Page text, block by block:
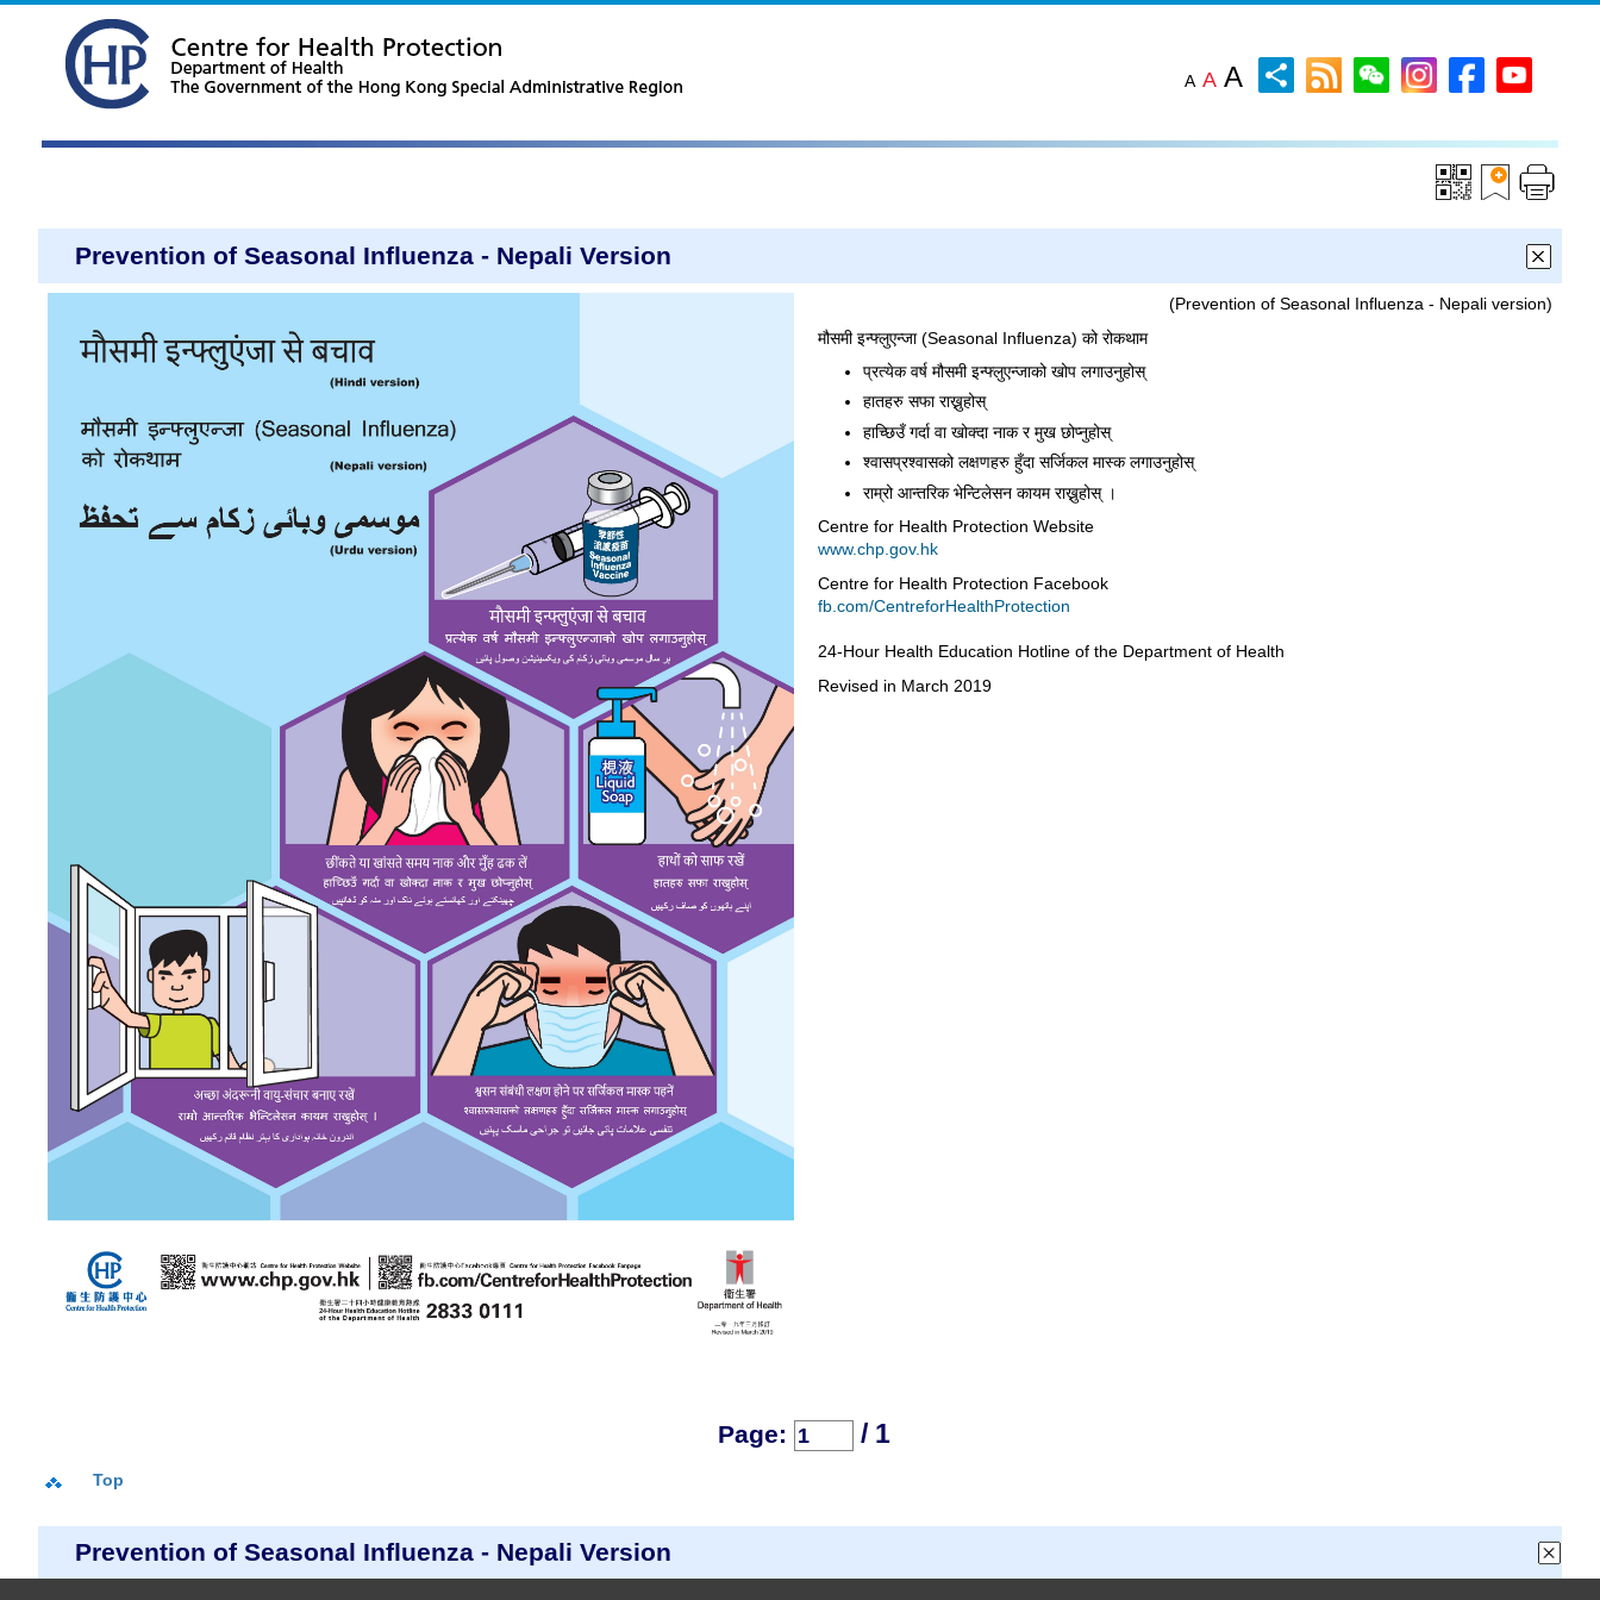
A A A
Prevention of Seasonal Influenza - Nepali Version
(Prevention of Seasonal Influenza - Nepali version)
मौसमी इन्फ्लुएन्जा (Seasonal Influenza) को रोकथाम
प्रत्येक वर्ष मौसमी इन्फ्लुएन्जाको खोप लगाउनुहोस्
हातहरु सफा राख्नुहोस्
हाच्छिउँ गर्दा वा खोक्दा नाक र मुख छोप्नुहोस्
श्वासप्रश्वासको लक्षणहरु हुँदा सर्जिकल मास्क लगाउनुहोस्
राम्रो आन्तरिक भेन्टिलेसन कायम राख्नुहोस् ।
Centre for Health Protection Website
www.chp.gov.hk
Centre for Health Protection Facebook
fb.com/CentreforHealthProtection
24-Hour Health Education Hotline of the Department of Health
Revised in March 2019
Page: / 1
Top
Prevention of Seasonal Influenza - Nepali Version